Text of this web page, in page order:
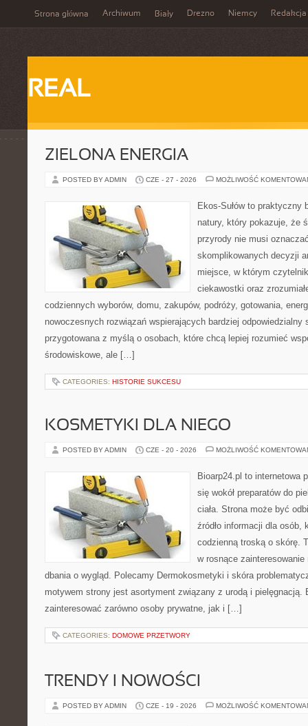
Strona główna Archiwum Biały Drezno Niemcy Redakcja
REAL
ZIELONA ENERGIA
POSTED BY ADMIN CZE - 27 - 2026 MOŻLIWOŚĆ
Ekos-Sułów to praktyczny
natury, który pokazuje, że
przyrody nie musi
skomplikowanych decyzji
miejsce, w którym
ciekawostki oraz
codziennych wyborów, domu, zakupów, podróży, gotowania,
nowoczesnych rozwiązań wspierających bardziej odpowiedzialny
przygotowana z myślą o osobach, które chcą lepiej rozumieć
środowiskowe, ale […]
CATEGORIES: HISTORIE SUKCESU
KOSMETYKI DLA NIEGO
POSTED BY ADMIN CZE - 20 - 2026 MOŻLIWOŚĆ
Bioarp24.pl to internetowa
się wokół preparatów do
ciała. Strona może być
źródło informacji dla osób,
codzienną troską o skórę.
w rosnące
dbania o wygląd. Polecamy Dermokosmetyki i skóra
motywem strony jest asortyment związany z urodą i pielęgnacją.
zainteresować zarówno osoby prywatne, jak i […]
CATEGORIES: DOMOWE PRZETWORY
TRENDY I NOWOŚCI
POSTED BY ADMIN CZE - 19 - 2026 MOŻLIWOŚĆ